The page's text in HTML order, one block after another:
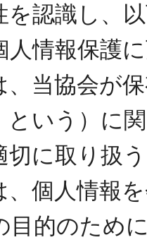
を認識し、
人情報保護
、当協会が
という）に
切に取り扱
、個人情報
目的のため